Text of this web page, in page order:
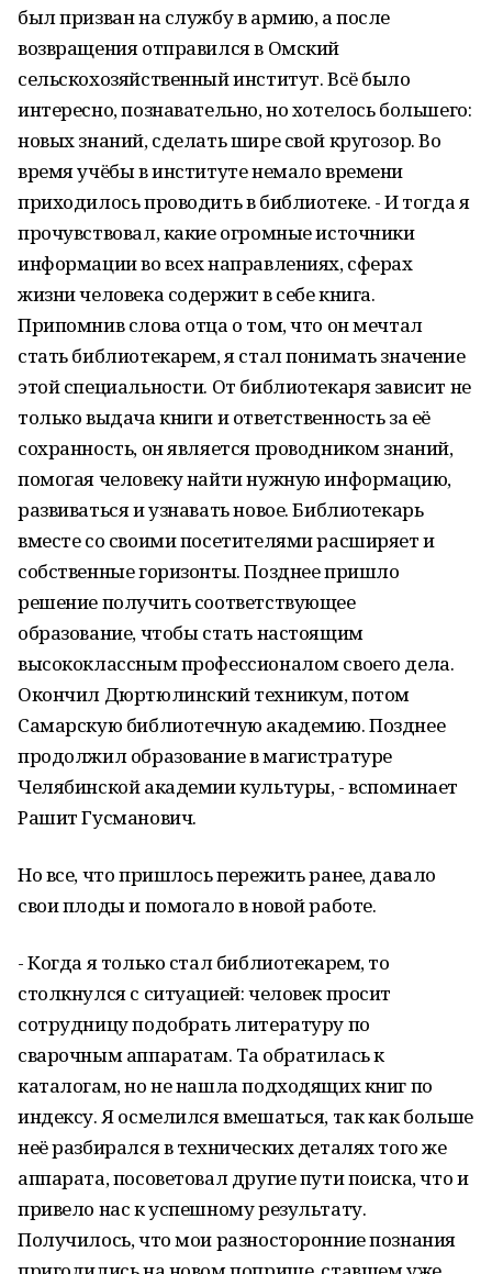
был призван на службу в армию, а после
возвращения отправился в Омский
сельскохозяйственный институт. Всё было
интересно, познавательно, но хотелось большего:
новых знаний, сделать шире свой кругозор. Во
время учёбы в институте немало времени
приходилось проводить в библиотеке. - И тогда я
прочувствовал, какие огромные источники
информации во всех направлениях, сферах
жизни человека содержит в себе книга.
Припомнив слова отца о том, что он мечтал
стать библиотекарем, я стал понимать значение
этой специальности. От библиотекаря зависит не
только выдача книги и ответственность за её
сохранность, он является проводником знаний,
помогая человеку найти нужную информацию,
развиваться и узнавать новое. Библиотекарь
вместе со своими посетителями расширяет и
собственные горизонты. Позднее пришло
решение получить соответствующее
образование, чтобы стать настоящим
высококлассным профессионалом своего дела.
Окончил Дюртюлинский техникум, потом
Самарскую библиотечную академию. Позднее
продолжил образование в магистратуре
Челябинской академии культуры, - вспоминает
Рашит Гусманович.
Но все, что пришлось пережить ранее, давало
свои плоды и помогало в новой работе.
- Когда я только стал библиотекарем, то
столкнулся с ситуацией: человек просит
сотрудницу подобрать литературу по
сварочным аппаратам. Та обратилась к
каталогам, но не нашла подходящих книг по
индексу. Я осмелился вмешаться, так как больше
неё разбирался в технических деталях того же
аппарата, посоветовал другие пути поиска, что и
привело нас к успешному результату.
Получилось, что мои разносторонние познания